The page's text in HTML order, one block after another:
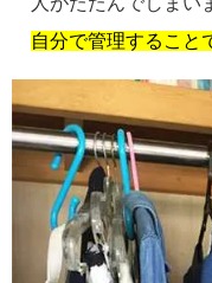
自分で管理すること